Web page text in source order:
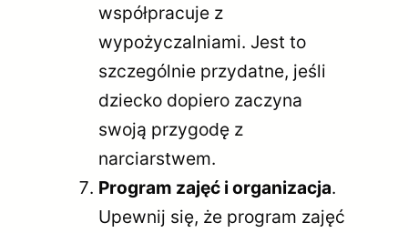
współpracuje z
wypożyczalniami. Jest to
szczególnie przydatne, jeśli
dziecko dopiero zaczyna
swoją przygodę z
narciarstwem.
Program zajęć i organizacja.
Upewnij się, że program zajęć